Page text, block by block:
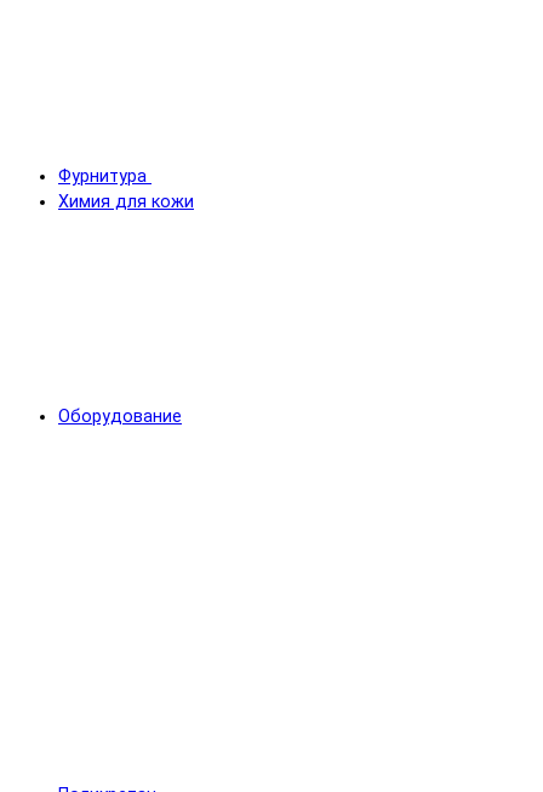
Фурнитура
Химия для кожи
Оборудование